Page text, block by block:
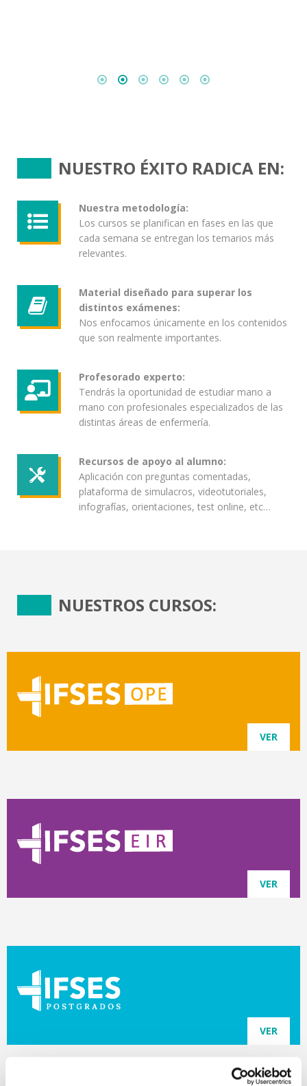
NUESTRO ÉXITO RADICA EN:
Nuestra metodología:
Los cursos se planifican en fases en las que
cada semana se entregan los temarios más
relevantes.
Material diseñado para superar los
distintos exámenes:
Nos enfocamos únicamente en los contenidos
que son realmente importantes.
Profesorado experto:
Tendrás la oportunidad de estudiar mano a
mano con profesionales especializados de las
distintas áreas de enfermería.
Recursos de apoyo al alumno:
Aplicación con preguntas comentadas,
plataforma de simulacros, videotutoriales,
infografías, orientaciones, test online, etc…
NUESTROS CURSOS:
VER
VER
VER